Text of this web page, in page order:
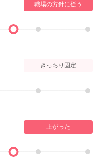
職場の方針に従う
きっちり固定
上がった